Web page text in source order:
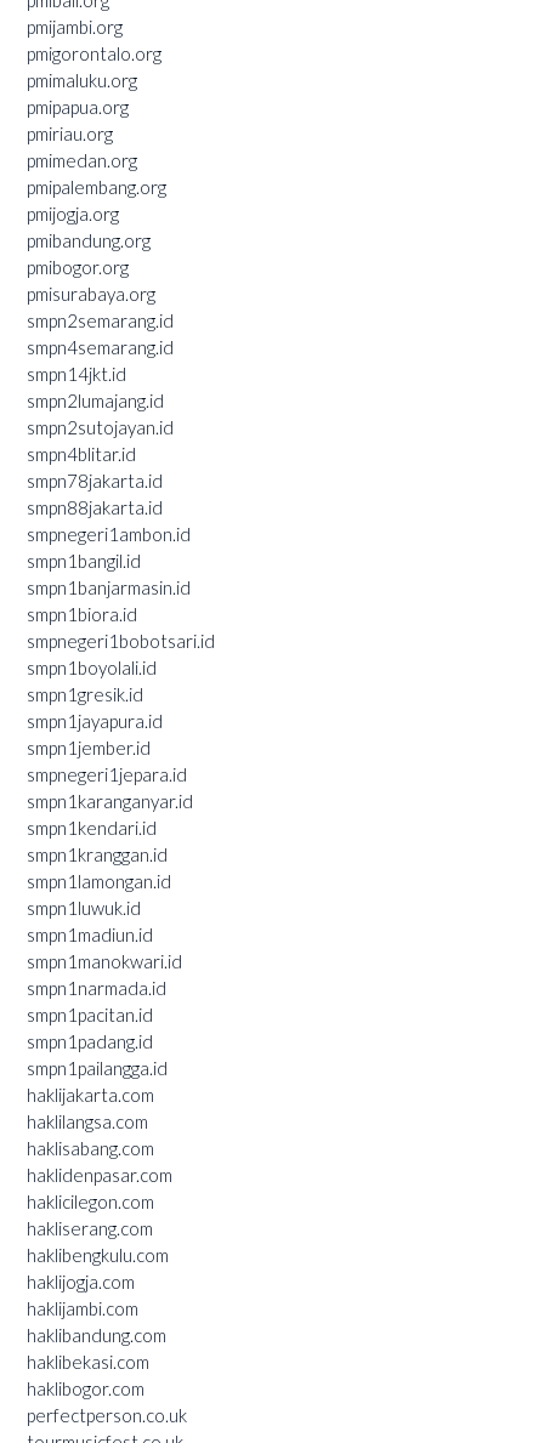
pmijambi.org
pmigorontalo.org
pmimaluku.org
pmipapua.org
pmiriau.org
pmimedan.org
pmipalembang.org
pmijogja.org
pmibandung.org
pmibogor.org
pmisurabaya.org
smpn2semarang.id
smpn4semarang.id
smpn14jkt.id
smpn2lumajang.id
smpn2sutojayan.id
smpn4blitar.id
smpn78jakarta.id
smpn88jakarta.id
smpnegeri1ambon.id
smpn1bangil.id
smpn1banjarmasin.id
smpn1biora.id
smpnegeri1bobotsari.id
smpn1boyolali.id
smpn1gresik.id
smpn1jayapura.id
smpn1jember.id
smpnegeri1jepara.id
smpn1karanganyar.id
smpn1kendari.id
smpn1kranggan.id
smpn1lamongan.id
smpn1luwuk.id
smpn1madiun.id
smpn1manokwari.id
smpn1narmada.id
smpn1pacitan.id
smpn1padang.id
smpn1pailangga.id
haklijakarta.com
haklilangsa.com
haklisabang.com
haklidenpasar.com
haklicilegon.com
hakliserang.com
haklibengkulu.com
haklijogja.com
haklijambi.com
haklibandung.com
haklibekasi.com
haklibogor.com
perfectperson.co.uk